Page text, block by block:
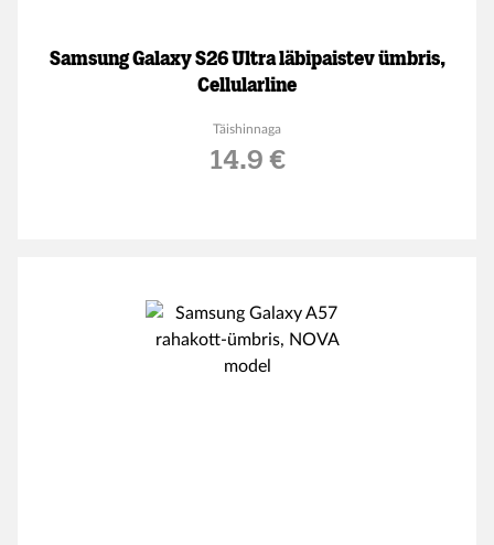
Samsung Galaxy S26 Ultra läbipaistev ümbris,
Cellularline
Täishinnaga
14.9 €